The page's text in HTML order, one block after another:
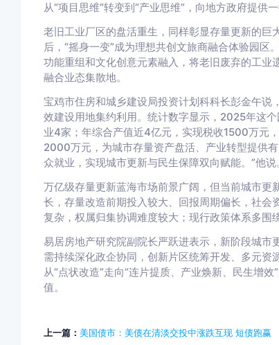
从“项目思维”转变到“产业思维”，向地方政府提供一
老旧工业厂区的盘活重生，同样彰显存量更新的
后，“摇身一变”成为理想共创文旅商融合体验园区
功能重组和文化创意元素融入，将老旧废弃的工
融合业态集散地。
宝鸡市住房和城乡建设局投资计划科科长彭金午
效建设用地集约利用。统计数字显示，2025年这
业4家；年综合产值近4亿元，实现税收1500万元
2000万元，为城市存量资产盘活、产业转型提供
众就业，实现城市更新与民生保障双向赋能。”他说
万亿级存量更新蓝海市场前景广阔，但当前城市
长，存量改造前期投入较大、回报周期偏长，社
复杂，权属归集协调难度较大；现行政策体系多围
易居房地产研究院副院长严跃进表示，新阶段城
需持续深化政企协同，创新片区统筹开发、多元
从“点状改造”走向“连片提质、产业焕新、民生增
值。
上一篇： 美国债市：美债在清淡交投中涨跌互现 短债跑赢